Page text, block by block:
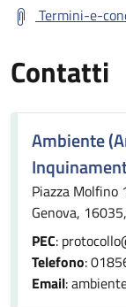
Termini-e-
Contatti
Ambiente
Piazza Molfino
Genova,
PEC:
Telefono:
Email: